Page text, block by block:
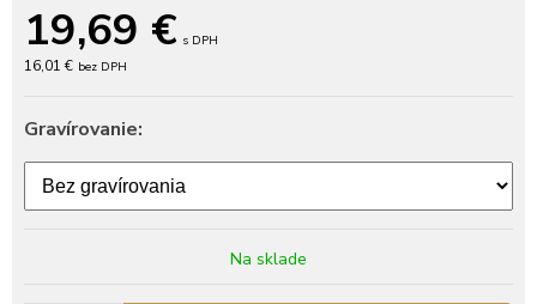
19,69 € s DPH
16,01 € bez DPH
Gravírovanie:
Na sklade